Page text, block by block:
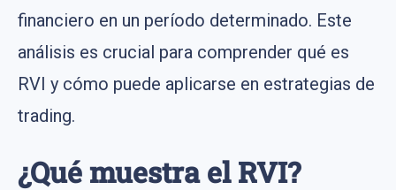
financiero en un período determinado. Este
análisis es crucial para comprender qué es
RVI y cómo puede aplicarse en estrategias de
trading.
¿Qué muestra el RVI?